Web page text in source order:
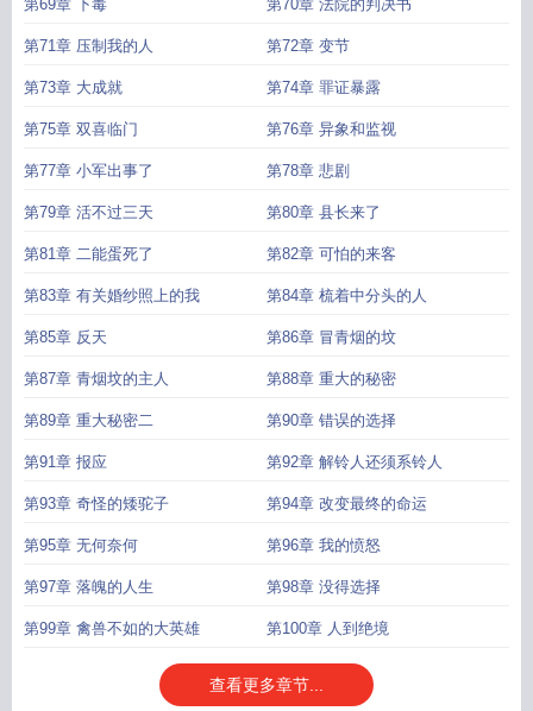
第69章 下毒 第70章 法院的判决书
第71章 压制我的人 第72章 变节
第73章 大成就 第74章 罪证暴露
第75章 双喜临门 第76章 异象和监视
第77章 小军出事了 第78章 悲剧
第79章 活不过三天 第80章 县长来了
第81章 二能蛋死了 第82章 可怕的来客
第83章 有关婚纱照上的我 第84章 梳着中分头的人
第85章 反天 第86章 冒青烟的坟
第87章 青烟坟的主人 第88章 重大的秘密
第89章 重大秘密二 第90章 错误的选择
第91章 报应 第92章 解铃人还须系铃人
第93章 奇怪的矮驼子 第94章 改变最终的命运
第95章 无何奈何 第96章 我的愤怒
第97章 落魄的人生 第98章 没得选择
第99章 禽兽不如的大英雄 第100章 人到绝境
查看更多章节...